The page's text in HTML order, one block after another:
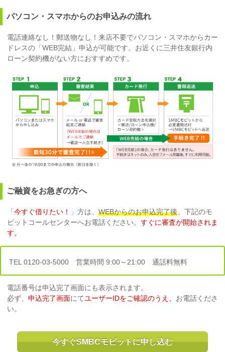
パソコン・スマホからのお申込みの流れ
電話連絡なし！郵送物なし！来店不要でパソコン・スマホからカー
ドレスの「WEB完結」申込が可能です。お近くに三井住友銀行内
ローン契約機がない方におすすめです。
ご融資をお急ぎの方へ
「 今すぐ借りたい！ 」方は、 WEBからのお申込完了後 、下記のモ
ビットコールセンターへお電話ください。 すぐに審査が開始されま
す。
TEL 0120-03-5000 営業時間 9:00～21:00 通話料無料
電話番号は申込完了画面にも表示されます。
必ず、 申込完了画面にてユーザーIDをご確認のうえ、 お電話くださ
い。
今すぐSMBCモビットに申し込む